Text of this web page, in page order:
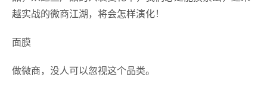
越实战的微商江湖，将会怎样演化！
面膜
做微商，没人可以忽视这个品类。